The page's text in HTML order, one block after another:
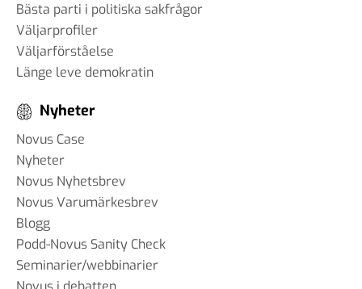
Bästa parti i politiska sakfrågor
Väljarprofiler
Väljarförståelse
Länge leve demokratin
Nyheter
Novus Case
Nyheter
Novus Nyhetsbrev
Novus Varumärkesbrev
Blogg
Podd-Novus Sanity Check
Seminarier/webbinarier